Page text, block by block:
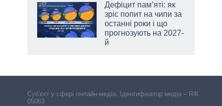
Дефіцит пам’яті: як
зріс попит на чипи за
останні роки і що
прогнозують на 2027-
й
Cуб'єкт у сфері онлайн-медіа. Ідентифікатор медіа – R40-
05063